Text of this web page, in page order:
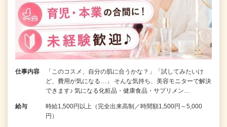
仕事内容
「このコスメ、自分の肌に合うかな？」「試してみたいけ
ど、費用が気になる…」 そんな気持ち、美容モニターで解決
できます♪ 気になる化粧品・健康食品・サプリメン…
給与
時給1,500円以上（完全出来高制／時間額1,500円～5,000
円）